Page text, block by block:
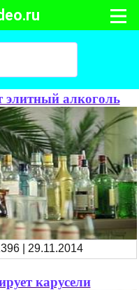
элитный алкоголь
| 29.11.2014
карусели